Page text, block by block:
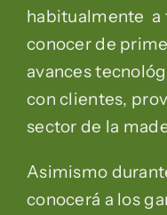
habitualmente a
conocer de
avances
con clientes,
sector de la
Asimismo
conocerá a los